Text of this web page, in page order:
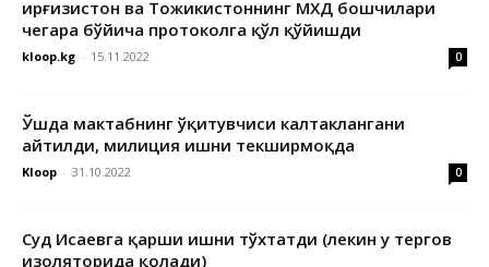
Қирғизистон ва Тожикистоннинг МХДҚ бошчилари
чегара бўйича протоколга қўл қўйишди
kloop.kg - 15.11.2022 0
Ўшда мактабнинг ўқитувчиси калтаклангани
айтилди, милиция ишни текширмоқда
Kloop - 31.10.2022 0
Суд Исаевга қарши ишни тўхтатди (лекин у тергов
изоляторида қолади)